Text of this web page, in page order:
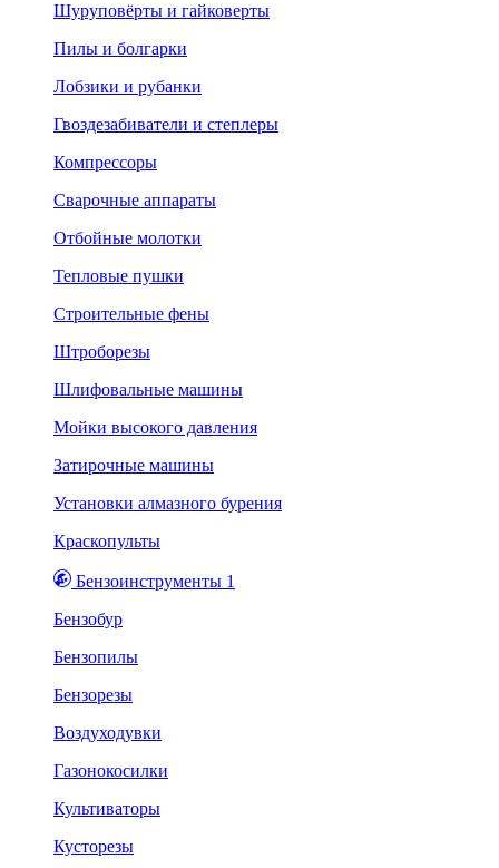
Шуруповёрты и гайковерты
Пилы и болгарки
Лобзики и рубанки
Гвоздезабиватели и степлеры
Компрессоры
Сварочные аппараты
Отбойные молотки
Тепловые пушки
Строительные фены
Штроборезы
Шлифовальные машины
Мойки высокого давления
Затирочные машины
Установки алмазного бурения
Краскопульты
Бензоинструменты 1
Бензобур
Бензопилы
Бензорезы
Воздуходувки
Газонокосилки
Культиваторы
Кусторезы